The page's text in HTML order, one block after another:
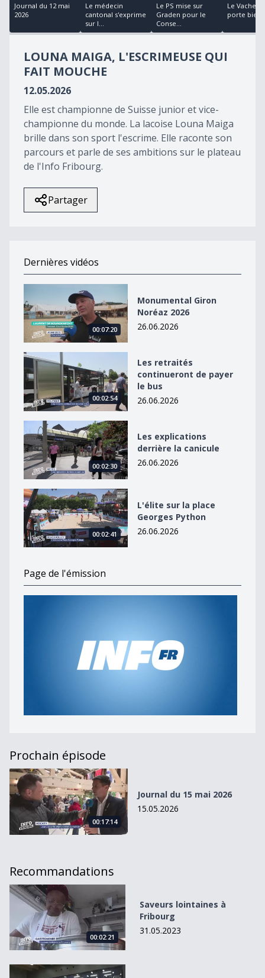
18
minutes,
seconds
Journal du 12 mai
2026
Le médecin
cantonal s'exprime
sur l...
Le PS mise sur
Graden pour le
Conse...
Le
porte bien
LOUNA MAIGA, L'ESCRIMEUSE QUI
FAIT MOUCHE
12.05.2026
Elle est championne de Suisse junior et vice-
championne du monde. La lacoise Louna Maiga
brille dans son sport l'escrime. Elle raconte son
parcours et parle de ses ambitions sur le plateau
de l'Info Fribourg.
Partager
Dernières vidéos
Monumental Giron Noréaz 2026
00:07:20
Monumental Giron
Noréaz 2026
26.06.2026
Les retraités continueront de payer le bus
00:02:54
Les retraités
continueront de payer
le bus
26.06.2026
Les explications derrière la canicule
00:02:30
Les explications
derrière la canicule
26.06.2026
L&#039;élite sur la place Georges Python
00:02:41
L'élite sur la place
Georges Python
26.06.2026
Page de l'émission
Prochain épisode
Journal du 15 mai 2026
00:17:14
Journal du 15 mai 2026
15.05.2026
Recommandations
Saveurs lointaines à Fribourg
00:02:21
Saveurs lointaines à
Fribourg
31.05.2023
La magie de la Coupe